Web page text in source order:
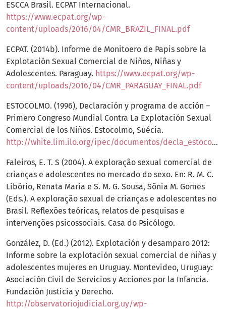
ESCCA Brasil. ECPAT Internacional.
https://www.ecpat.org/wp-
content/uploads/2016/04/CMR_BRAZIL_FINAL.pdf
ECPAT. (2014b). Informe de Monitoero de Papis sobre la
Explotación Sexual Comercial de Niños, Niñas y
Adolescentes. Paraguay. https://www.ecpat.org/wp-
content/uploads/2016/04/CMR_PARAGUAY_FINAL.pdf
ESTOCOLMO. (1996), Declaración y programa de acción –
Primero Congreso Mundial Contra La Explotación Sexual
Comercial de los Niños. Estocolmo, Suécia.
http://white.lim.ilo.org/ipec/documentos/decla_estocolmo.pdf
Faleiros, E. T. S (2004). A exploração sexual comercial de
crianças e adolescentes no mercado do sexo. En: R. M. C.
Libório, Renata Maria e S. M. G. Sousa, Sônia M. Gomes
(Eds.). A exploração sexual de crianças e adolescentes no
Brasil. Reflexões teóricas, relatos de pesquisas e
intervenções psicossociais. Casa do Psicólogo.
González, D. (Ed.) (2012). Explotación y desamparo 2012:
Informe sobre la explotación sexual comercial de niñas y
adolescentes mujeres en Uruguay. Montevideo, Uruguay:
Asociación Civil de Servicios y Acciones por la Infancia.
Fundación Justicia y Derecho.
http://observatoriojudicial.org.uy/wp-